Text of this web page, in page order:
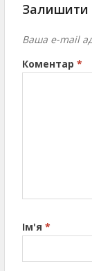
Залишити
Ваша e-mail
Коментар *
Ім'я *